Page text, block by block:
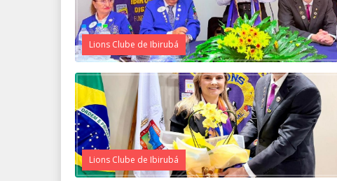
Lions Clube de Ibirubá
Lions Clube de Ibirubá